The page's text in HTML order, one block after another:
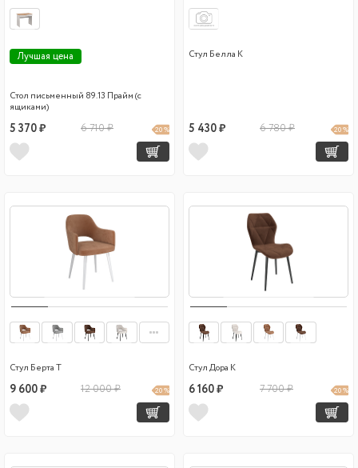
Лучшая цена
Стол письменный 89.13 Прайм (с
ящиками)
5 370 ₽ 6 710 ₽ 20 %
Стул Белла К
5 430 ₽ 6 780 ₽ 20 %
Стул Берта Т
9 600 ₽ 12 000 ₽ 20 %
Стул Дора К
6 160 ₽ 7 700 ₽ 20 %